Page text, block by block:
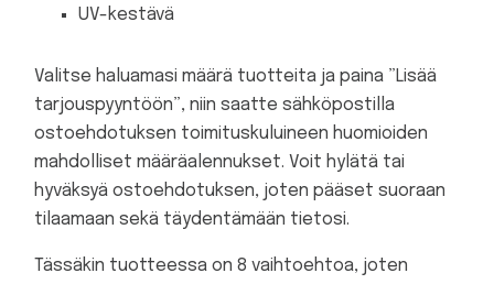
UV-kestävä
Valitse haluamasi määrä tuotteita ja paina ”Lisää
tarjouspyyntöön”, niin saatte sähköpostilla
ostoehdotuksen toimituskuluineen huomioiden
mahdolliset määräalennukset. Voit hylätä tai
hyväksyä ostoehdotuksen, joten pääset suoraan
tilaamaan sekä täydentämään tietosi.
Tässäkin tuotteessa on 8 vaihtoehtoa, joten